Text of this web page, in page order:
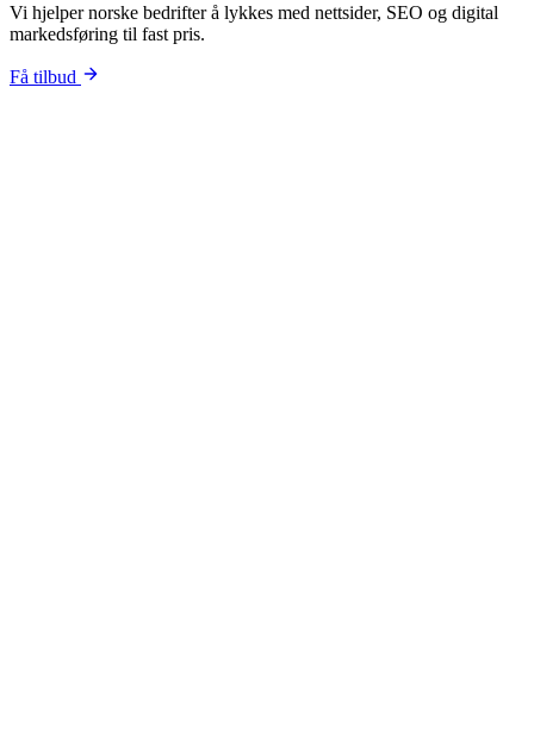
Vi hjelper norske bedrifter å lykkes med nettsider, SEO og digital
markedsføring til fast pris.
Få tilbud